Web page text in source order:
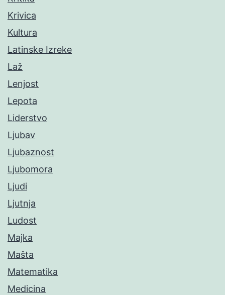
Krivica
Kultura
Latinske Izreke
Laž
Lenjost
Lepota
Liderstvo
Ljubav
Ljubaznost
Ljubomora
Ljudi
Ljutnja
Ludost
Majka
Mašta
Matematika
Medicina